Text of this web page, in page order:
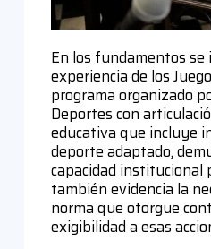
En los fundamentos se
experiencia de los
programa organizado
Deportes con
educativa que incluye
deporte adaptado,
capacidad institucional
también evidencia la
norma que otorgue
exigibilidad a esas